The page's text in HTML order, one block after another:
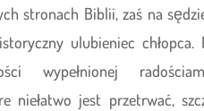
stronach Biblii, zaś na
ulubieniec
wypełnionej
niełatwo jest przetrwać,